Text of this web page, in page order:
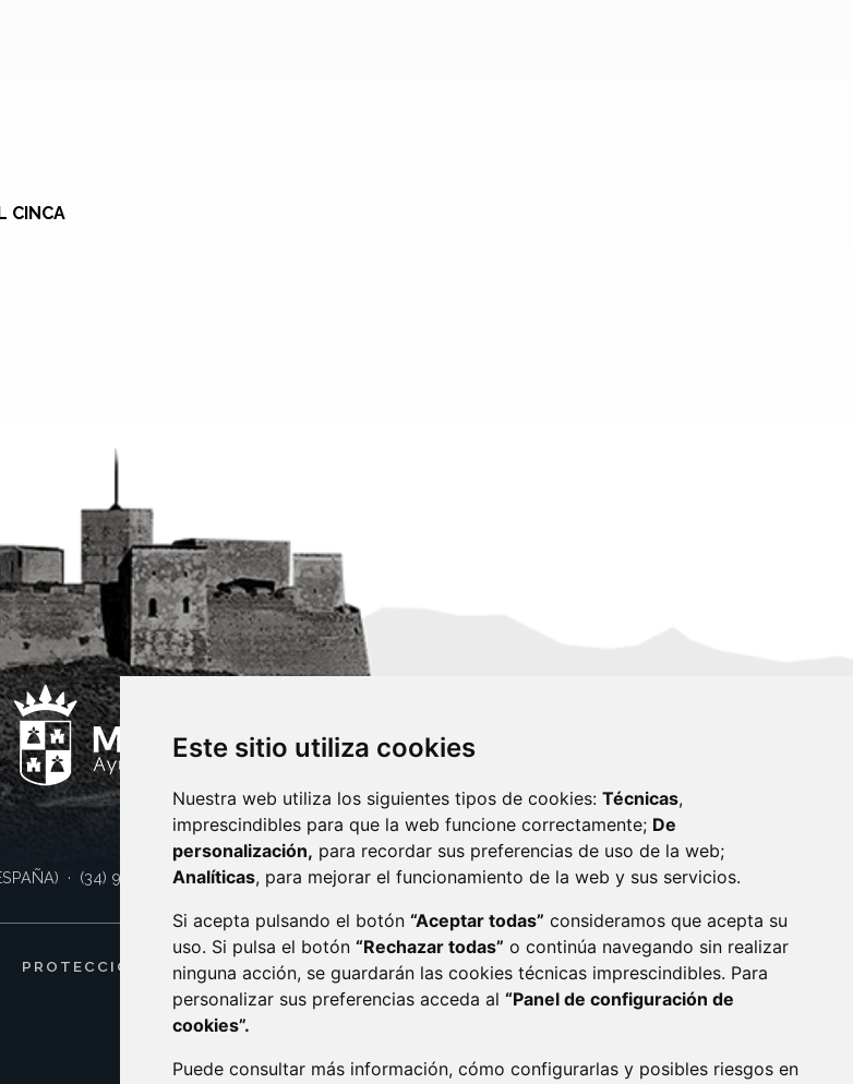
Este sitio utiliza cookies
Nuestra web utiliza los siguientes tipos de cookies: Técnicas,
imprescindibles para que la web funcione correctamente; De
personalización, para recordar sus preferencias de uso de la web;
Analíticas, para mejorar el funcionamiento de la web y sus servicios.
Si acepta pulsando el botón “Aceptar todas” consideramos que acepta su
uso. Si pulsa el botón “Rechazar todas” o continúa navegando sin realizar
ninguna acción, se guardarán las cookies técnicas imprescindibles. Para
personalizar sus preferencias acceda al “Panel de configuración de
cookies”.
Puede consultar más información, cómo configurarlas y posibles riesgos en
CINCA
· (34) 974 400 700 ·sac@monzon.es monzon.es
PROTECCIÓN DE DATOS POLÍTICA DE COOKIES
ACCESIBILIDAD